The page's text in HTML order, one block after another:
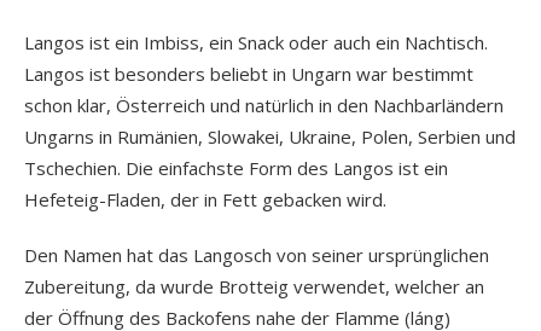
Langos ist ein Imbiss, ein Snack oder auch ein Nachtisch.
Langos ist besonders beliebt in Ungarn war bestimmt
schon klar, Österreich und natürlich in den Nachbarländern
Ungarns in Rumänien, Slowakei, Ukraine, Polen, Serbien und
Tschechien. Die einfachste Form des Langos ist ein
Hefeteig-Fladen, der in Fett gebacken wird.
Den Namen hat das Langosch von seiner ursprünglichen
Zubereitung, da wurde Brotteig verwendet, welcher an
der Öffnung des Backofens nahe der Flamme (láng)